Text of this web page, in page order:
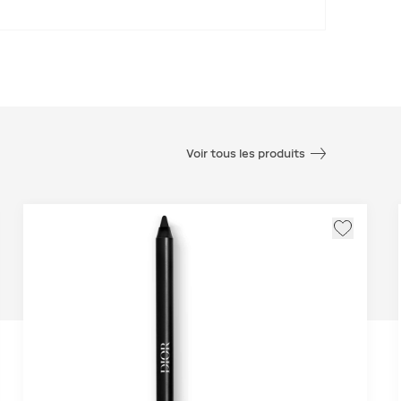
Voir tous les produits